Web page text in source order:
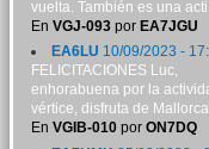
vuelta. También es una
En VGJ-093por EA7JGU
EA6LU 10/09/2023 -
FELICITACIONES Luc,
enhorabuena por la
vértice, disfruta de
En VGIB-010por ON7DQ